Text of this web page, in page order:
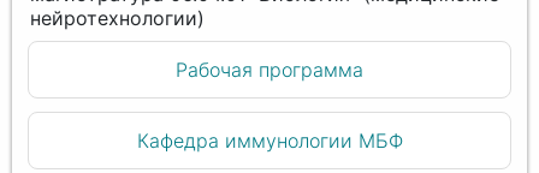
нейротехнологии)
Рабочая программа
Кафедра иммунологии МБФ